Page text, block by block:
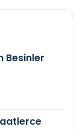
Besinler